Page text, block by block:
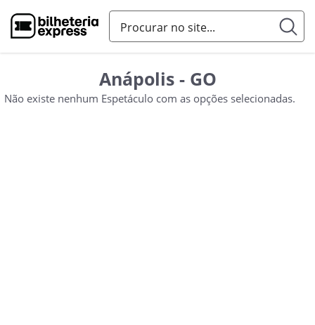
Anápolis - GO
Não existe nenhum Espetáculo com as opções selecionadas.